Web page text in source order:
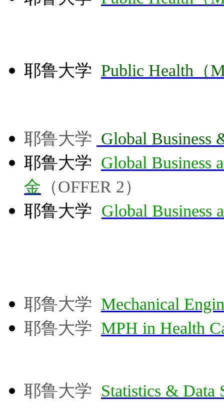
耶鲁大学 Public Health（
耶鲁大学 Global Business
耶鲁大学 Global Business
金 （OFFER 2）
耶鲁大学 Global Business
耶鲁大学 Mechanical
耶鲁大学 MPH in Health
耶鲁大学 Statistics & Data